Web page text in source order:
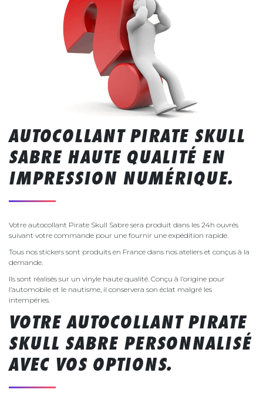
AUTOCOLLANT PIRATE SKULL
SABRE HAUTE QUALITÉ EN
IMPRESSION NUMÉRIQUE.
Votre autocollant Pirate Skull Sabre sera produit dans les 24h ouvrés
suivant votre commande pour une fournir une expédition rapide.
Tous nos stickers sont produits en France dans nos ateliers et conçus à la
demande.
Ils sont réalisés sur un vinyle haute qualité. Conçu à l’origine pour
l’automobile et le nautisme, il conservera son éclat malgré les
intempéries.
VOTRE AUTOCOLLANT PIRATE
SKULL SABRE PERSONNALISÉ
AVEC VOS OPTIONS.